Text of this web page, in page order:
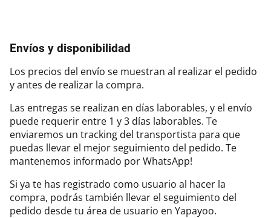
Envíos y disponibilidad
Los precios del envío se muestran al realizar el pedido
y antes de realizar la compra.
Las entregas se realizan en días laborables, y el envío
puede requerir entre 1 y 3 días laborables. Te
enviaremos un tracking del transportista para que
puedas llevar el mejor seguimiento del pedido. Te
mantenemos informado por WhatsApp!
Si ya te has registrado como usuario al hacer la
compra, podrás también llevar el seguimiento del
pedido desde tu área de usuario en Yapayoo.